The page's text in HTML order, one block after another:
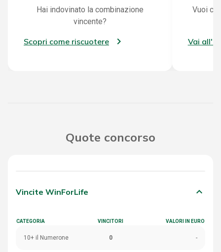
Hai indovinato la combinazione
vincente?
Scopri come riscuotere
Vuoi
Vai
Quote concorso
Vincite WinForLife keyboard_arrow_down
CATEGORIA VINCITORI VALORI IN EURO
10+ il Numerone 0 -